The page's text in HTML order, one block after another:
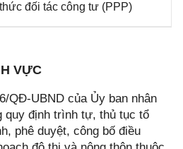
đối tác công tư (PPP)
VỰC
QĐ-UBND của Ủy ban nhân
quy định trình tự, thủ tục tổ
phê duyệt, công bố điều